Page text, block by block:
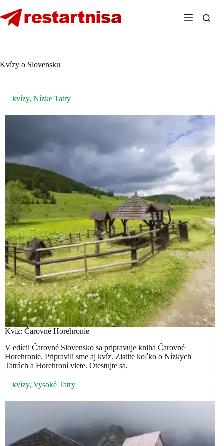
to
content
Kvízy o Slovensku
kvízy, Nízke Tatry
Kvíz: Čarovné Horehronie
V edícii Čarovné Slovensko sa pripravuje kniha Čarovné
Horehronie. Pripravili sme aj kvíz. Zistite koľko o Nízkych
Tatrách a Horehroní viete. Otestujte sa,
kvízy, Vysoké Tatry